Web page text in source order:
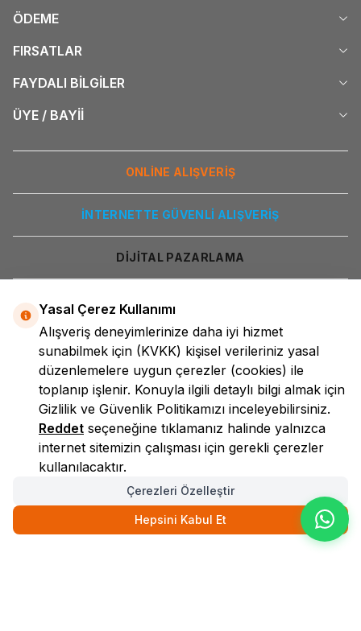
ÖDEME
FIRSATLAR
FAYDALI BİLGİLER
ÜYE / BAYİİ
ONLİNE ALIŞVERİŞ
İNTERNETTE GÜVENLİ ALIŞVERİŞ
DİJİTAL PAZARLAMA
LokmanAVM
Yasal Çerez Kullanımı
Alışveriş deneyimlerinize daha iyi hizmet
sunabilmek için (KVKK) kişisel verileriniz yasal
düzenlemelere uygun çerezler (cookies) ile
toplanıp işlenir. Konuyla ilgili detaylı bilgi almak için
Gizlilik ve Güvenlik Politikamızı inceleyebilirsiniz.
Reddet seçeneğine tıklamanız halinde yalnızca
internet sitemizin çalışması için gerekli çerezler
kullanılacaktır.
Çerezleri Özelleştir
Hepsini Kabul Et